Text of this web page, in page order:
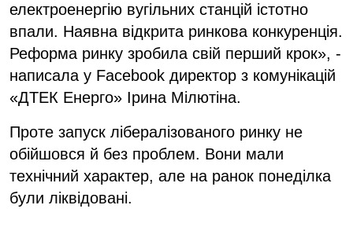
електроенергію вугільних станцій істотно
впали. Наявна відкрита ринкова конкуренція.
Реформа ринку зробила свій перший крок», -
написала у Facebook директор з комунікацій
«ДТЕК Енерго» Ірина Мілютіна.
Проте запуск лібералізованого ринку не
обійшовся й без проблем. Вони мали
технічний характер, але на ранок понеділка
були ліквідовані.